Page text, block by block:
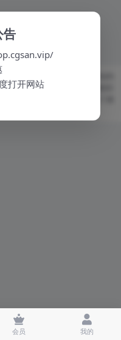
法权益，请联系我们删除 本站内
途，请在24小时内删除！版权归
。 如果网站为您的学习提供了便
会员 我的
告
打开网站